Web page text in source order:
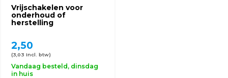
Vrijschakelen voor
onderhoud of
herstelling
2,50
(3,03 Incl. btw)
Vandaag besteld, dinsdag
in huis